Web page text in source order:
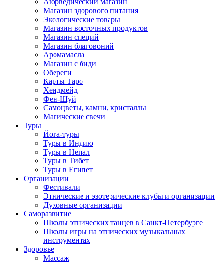
Аюрведический магазин
Магазин здорового питания
Экологические товары
Магазин восточных продуктов
Магазин специй
Магазин благовоний
Аромамасла
Магазин с биди
Обереги
Карты Таро
Хендмейд
Фен-Шуй
Самоцветы, камни, кристаллы
Магические свечи
Туры
Йога-туры
Туры в Индию
Туры в Непал
Туры в Тибет
Туры в Египет
Организации
Фестивали
Этнические и эзотерические клубы и организации
Духовные организации
Саморазвитие
Школы этнических танцев в Санкт-Петербурге
Школы игры на этнических музыкальных
инструментах
Здоровье
Массаж